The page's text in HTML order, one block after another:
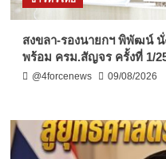
สงขลา-รองนายกฯ พิพัฒน์
พร้อม ครม.สัญจร ครั้งที่ 1/
@4forcenews 09/08/2026